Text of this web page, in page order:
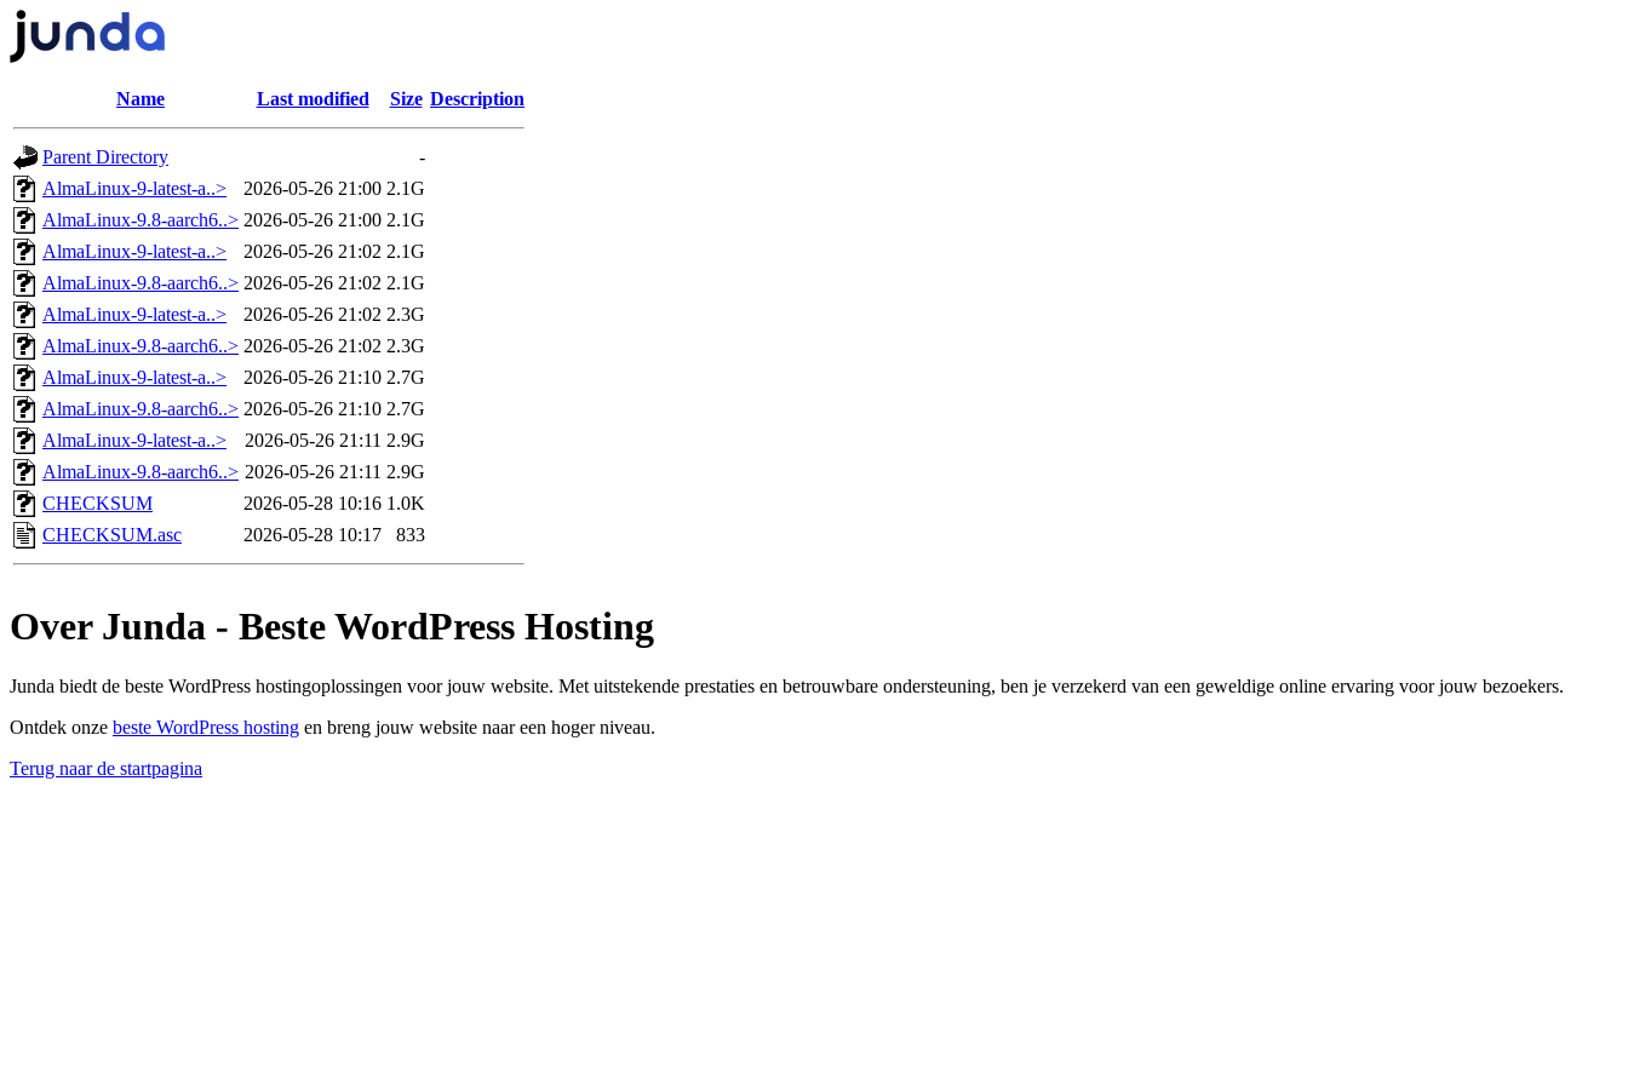
Name Last modified Size Description
Parent Directory
-
AlmaLinux-9-latest-a..>
2026-05-26 21:00 2.1G
AlmaLinux-9.8-aarch6..> 2026-05-26 21:00 2.1G
AlmaLinux-9-latest-a..>
2026-05-26 21:02 2.1G
AlmaLinux-9.8-aarch6..> 2026-05-26 21:02 2.1G
AlmaLinux-9-latest-a..>
2026-05-26 21:02 2.3G
AlmaLinux-9.8-aarch6..> 2026-05-26 21:02 2.3G
AlmaLinux-9-latest-a..>
2026-05-26 21:10 2.7G
AlmaLinux-9.8-aarch6..> 2026-05-26 21:10 2.7G
AlmaLinux-9-latest-a..>
2026-05-26 21:11 2.9G
AlmaLinux-9.8-aarch6..> 2026-05-26 21:11 2.9G
CHECKSUM
2026-05-28 10:16 1.0K
CHECKSUM.asc
2026-05-28 10:17 833
Over Junda - Beste WordPress Hosting
Junda biedt de beste WordPress hostingoplossingen voor jouw website. Met uitstekende prestaties en betrouwbare ondersteuning, ben je verzekerd van een geweldige online ervaring voor jouw bezoekers.
Ontdek onze beste WordPress hosting en breng jouw website naar een hoger niveau.
Terug naar de startpagina